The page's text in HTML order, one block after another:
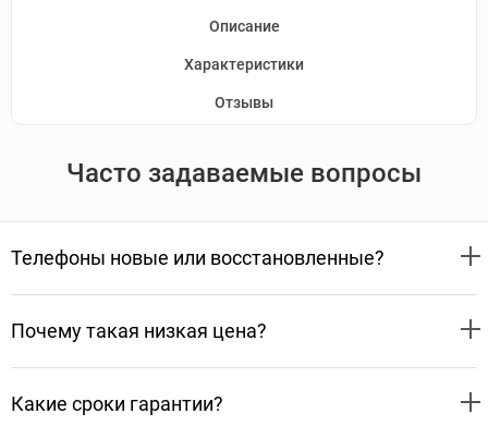
Описание
Характеристики
Отзывы
Часто задаваемые вопросы
Телефоны новые или восстановленные?
Почему такая низкая цена?
Какие сроки гарантии?